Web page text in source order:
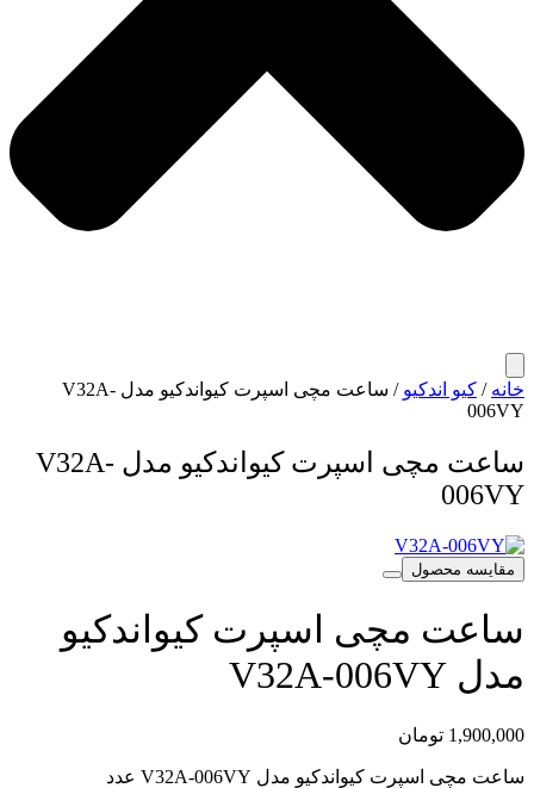
خانه / کیو اندکیو
/ ساعت مچی اسپرت کیواندکیو مدل V32A-
006VY
ساعت مچی اسپرت کیواندکیو مدل V32A-
006VY
مقایسه محصول
ساعت مچی اسپرت کیواندکیو
مدل V32A-006VY
1,900,000 تومان
ساعت مچی اسپرت کیواندکیو مدل V32A-006VY عدد